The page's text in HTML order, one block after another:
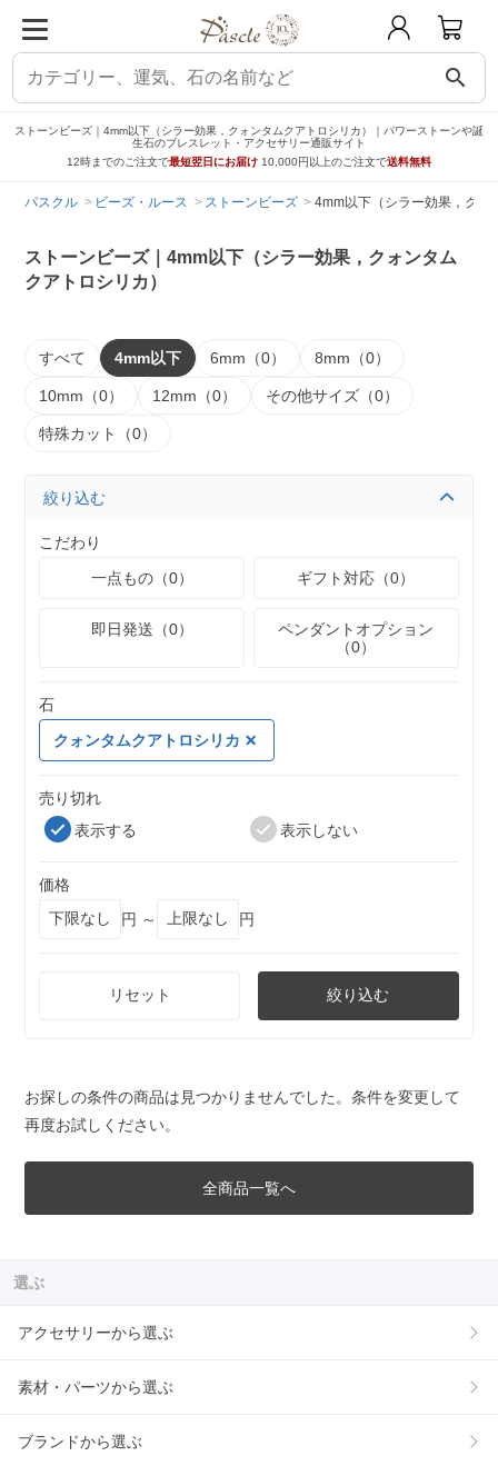
search
ストーンビーズ｜4mm以下（シラー効果，クォンタムクアトロシリカ）｜パワーストーンや誕
生石のブレスレット・アクセサリー通販サイト
12時までのご注文で最短翌日にお届け 10,000円以上のご注文で送料無料
パスクル ビーズ・ルース ストーンビーズ 4mm以下（シラー効果，クォ
ストーンビーズ｜4mm以下（シラー効果，クォンタム
クアトロシリカ）
すべて 4mm以下 6mm（0） 8mm（0）
10mm（0） 12mm（0） その他サイズ（0）
特殊カット（0）
絞り込む
こだわり
一点もの（0）
ギフト対応（0）
即日発送（0）
ペンダントオプション
（0）
石
クォンタムクアトロシリカ
売り切れ
表示する
表示しない
価格
円 ～
円
リセット 絞り込む
お探しの条件の商品は見つかりませんでした。条件を変更して
再度お試しください。
全商品一覧へ
選ぶ
アクセサリーから選ぶ
素材・パーツから選ぶ
ブランドから選ぶ